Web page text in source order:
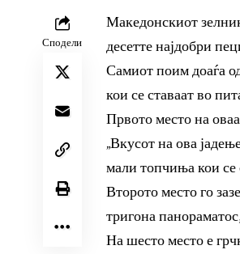
Сподели
Македонскиот
десетте најдобри
Самиот поим доаѓа
кои се ставаат во
Првото место на
„Вкусот на ова
мали топчиња кои се
Второто место го
тригона
На шесто место е